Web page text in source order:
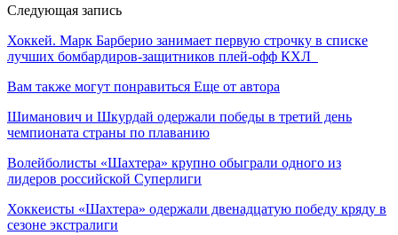
Следующая запись
Хоккей. Марк Барберио занимает первую строчку в списке
лучших бомбардиров-защитников плей-офф КХЛ
Вам также могут понравиться Еще от автора
Шиманович и Шкурдай одержали победы в третий день
чемпионата страны по плаванию
Волейболисты «Шахтера» крупно обыграли одного из
лидеров российской Суперлиги
Хоккеисты «Шахтера» одержали двенадцатую победу кряду в
сезоне экстралиги